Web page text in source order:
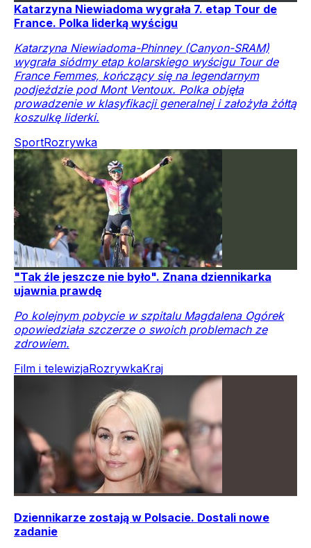
Katarzyna Niewiadoma wygrała 7. etap Tour de
France. Polka liderką wyścigu
Katarzyna Niewiadoma-Phinney (Canyon-SRAM)
wygrała siódmy etap kolarskiego wyścigu Tour de
France Femmes, kończący się na legendarnym
podjeździe pod Mont Ventoux. Polka objęła
prowadzenie w klasyfikacji generalnej i założyła żółtą
koszulkę liderki.
SportRozrywka
"Tak źle jeszcze nie było". Znana dziennikarka
ujawnia prawdę
Po kolejnym pobycie w szpitalu Magdalena Ogórek
opowiedziała szczerze o swoich problemach ze
zdrowiem.
Film i telewizjaRozrywkaKraj
Dziennikarze zostają w Polsacie. Dostali nowe
zadanie